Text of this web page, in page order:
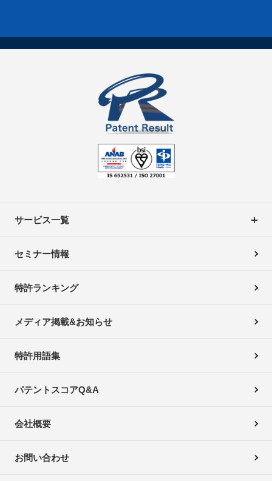
サービス一覧
セミナー情報
特許ランキング
メディア掲載&お知らせ
特許用語集
パテントスコアQ&A
会社概要
お問い合わせ